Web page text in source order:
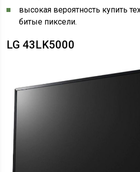
высокая вероятность купить
битые пиксели.
LG 43LK5000